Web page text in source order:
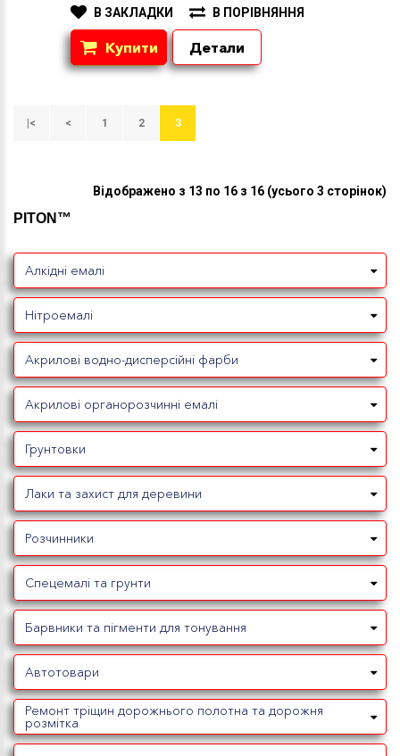
В ЗАКЛАДКИ
В ПОРІВНЯННЯ
Купити Детали
|< < 1 2 3
Відображено з 13 по 16 з 16 (усього 3 сторінок)
PITON™
Алкідні емалі
Нітроемалі
Акрилові водно-дисперсійні фарби
Акрилові органорозчинні емалі
Грунтовки
Лаки та захист для деревини
Розчинники
Спецемалі та грунти
Барвники та пігменти для тонування
Автотовари
Ремонт тріщин дорожнього полотна та дорожня
розмітка